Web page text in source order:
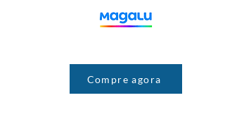
Compre agora